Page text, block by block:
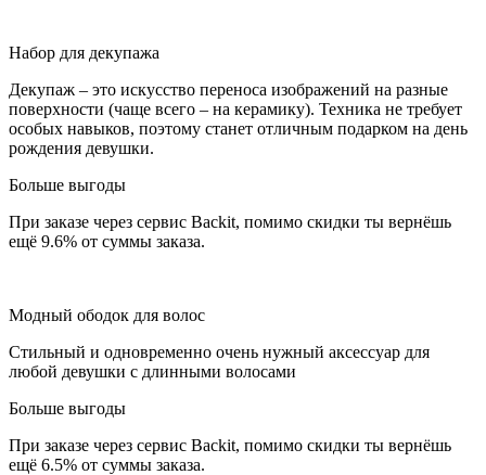
Набор для декупажа
Декупаж – это искусство переноса изображений на разные
поверхности (чаще всего – на керамику). Техника не требует
особых навыков, поэтому станет отличным подарком на день
рождения девушки.
Больше выгоды
При заказе через сервис Backit, помимо скидки ты вернёшь
ещё 9.6% от суммы заказа.
Модный ободок для волос
Стильный и одновременно очень нужный аксессуар для
любой девушки с длинными волосами
Больше выгоды
При заказе через сервис Backit, помимо скидки ты вернёшь
ещё 6.5% от суммы заказа.